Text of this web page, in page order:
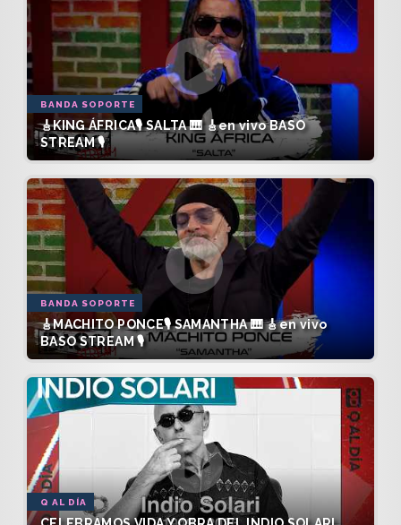
BANDA SOPORTE
🎸KING ÁFRICA🎙️ SALTA 🎹 🎸en vivo BASO
STREAM 🎙️
BANDA SOPORTE
🎸MACHITO PONCE🎙️ SAMANTHA 🎹 🎸en vivo
BASO STREAM 🎙️
Q AL DÍA